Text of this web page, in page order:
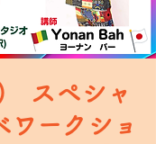
スペシャ
ワークショ